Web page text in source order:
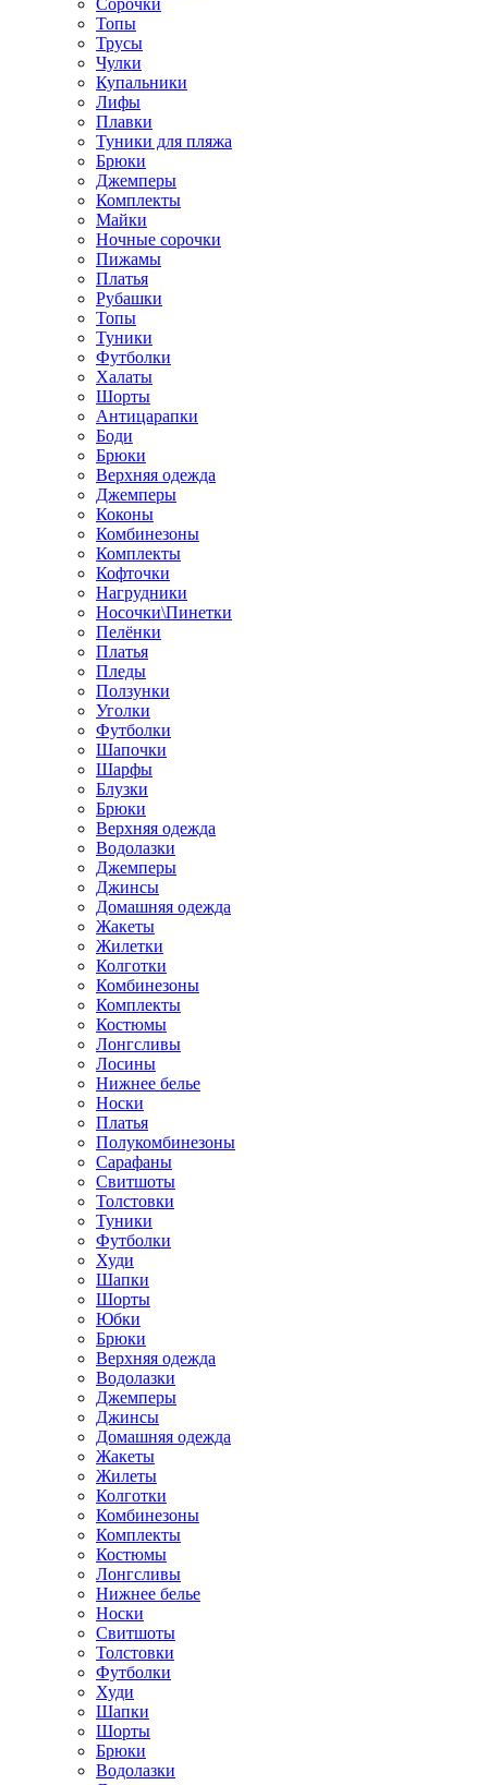
Топы
Трусы
Чулки
Купальники
Лифы
Плавки
Туники для пляжа
Брюки
Джемперы
Комплекты
Майки
Ночные сорочки
Пижамы
Платья
Рубашки
Топы
Туники
Футболки
Халаты
Шорты
Антицарапки
Боди
Брюки
Верхняя одежда
Джемперы
Коконы
Комбинезоны
Комплекты
Кофточки
Нагрудники
Носочки\Пинетки
Пелёнки
Платья
Пледы
Ползунки
Уголки
Футболки
Шапочки
Шарфы
Блузки
Брюки
Верхняя одежда
Водолазки
Джемперы
Джинсы
Домашняя одежда
Жакеты
Жилетки
Колготки
Комбинезоны
Комплекты
Костюмы
Лонгсливы
Лосины
Нижнее белье
Носки
Платья
Полукомбинезоны
Сарафаны
Свитшоты
Толстовки
Туники
Футболки
Худи
Шапки
Шорты
Юбки
Брюки
Верхняя одежда
Водолазки
Джемперы
Джинсы
Домашняя одежда
Жакеты
Жилеты
Колготки
Комбинезоны
Комплекты
Костюмы
Лонгсливы
Нижнее белье
Носки
Свитшоты
Толстовки
Футболки
Худи
Шапки
Шорты
Брюки
Водолазки